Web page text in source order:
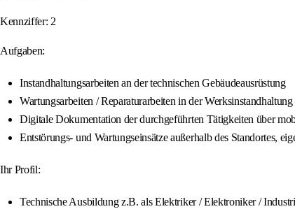
Kennziffer: 2
Aufgaben:
Instandhaltungsarbeiten an der technischen Gebäudeausrüstung
Wartungsarbeiten / Reparaturarbeiten in der Werksinstandhaltung
Digitale Dokumentation der durchgeführten Tätigkeiten über
Entstörungs- und Wartungseinsätze außerhalb des Standortes,
Ihr Profil:
Technische Ausbildung z.B. als Elektriker / Elektroniker /